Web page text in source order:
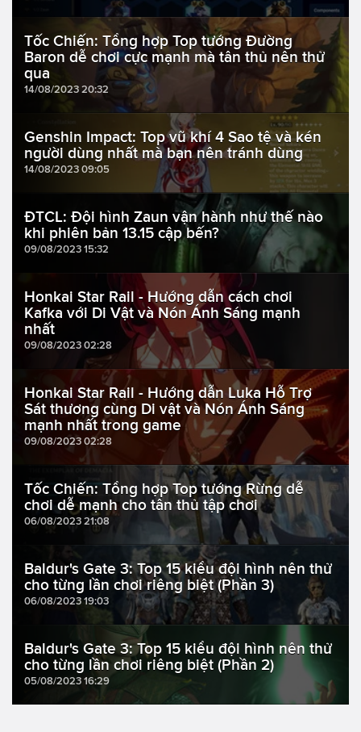
Tốc Chiến: Tổng hợp Top tướng Đường
Baron dễ chơi cực mạnh mà tân thủ nên thử
qua
14/08/2023 20:32
Genshin Impact: Top vũ khí 4 Sao tệ và kén
người dùng nhất mà bạn nên tránh dùng
14/08/2023 09:05
ĐTCL: Đội hình Zaun vận hành như thế nào
khi phiên bản 13.15 cập bến?
09/08/2023 15:32
Honkai Star Rail - Hướng dẫn cách chơi
Kafka với Di Vật và Nón Ánh Sáng mạnh
nhất
09/08/2023 02:28
Honkai Star Rail - Hướng dẫn Luka Hỗ Trợ
Sát thương cùng Di vật và Nón Ánh Sáng
mạnh nhất trong game
09/08/2023 02:28
Tốc Chiến: Tổng hợp Top tướng Rừng dễ
chơi dễ mạnh cho tân thủ tập chơi
06/08/2023 21:08
Baldur's Gate 3: Top 15 kiểu đội hình nên thử
cho từng lần chơi riêng biệt (Phần 3)
06/08/2023 19:03
Baldur's Gate 3: Top 15 kiểu đội hình nên thử
cho từng lần chơi riêng biệt (Phần 2)
05/08/2023 16:29